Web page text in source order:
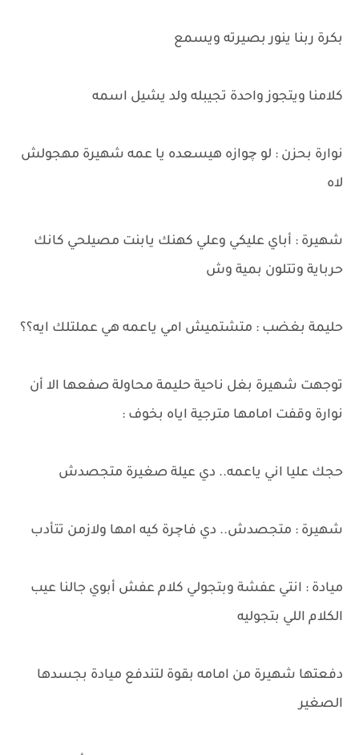
بكرة ربنا ينور بصيرته ويسمع
كلامنا ويتجوز واحدة تجيبله ولد يشيل اسمه
نوارة بحزن : لو چوازه هيسعده يا عمه شهيرة مهجولش
لاه
شهيرة : أباي عليكي وعلي كهنك يابنت مصيلحي كانك
حرباية وتتلون بمية وش
حليمة بغضب : متشتميش امي ياعمه هي عملتلك ايه؟؟
توجهت شهيرة بغل ناحية حليمة محاولة صفعها الا أن
نوارة وقفت امامها مترجية اياه بخوف :
حجك عليا اني ياعمه.. دي عيلة صغيرة متجصدش
شهيرة : متجصدش.. دي فاچرة كيه امها ولازمن تتأدب
ميادة : انتي عفشة وبتجولي كلام عفش أبوي جالنا عيب
الكلام اللي بتجوليه
دفعتها شهيرة من امامه بقوة لتندفع ميادة بجسدها
الصغير